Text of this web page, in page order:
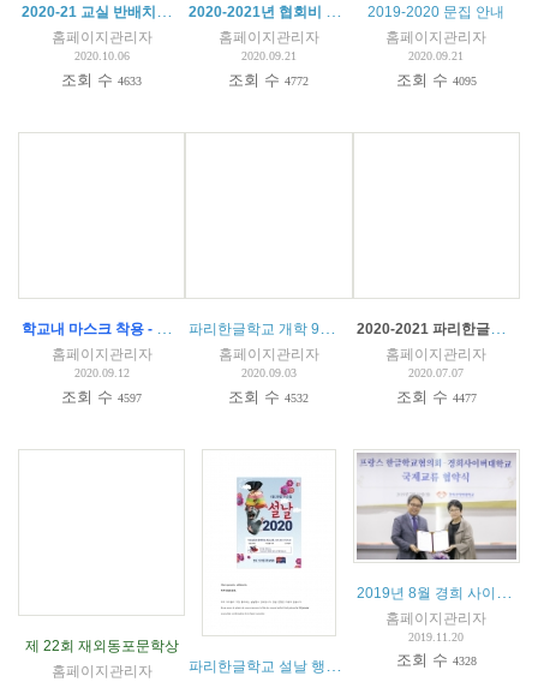
2020-21 교실 반배치도 (특활)
홈페이지관리자
2020.10.06
조회 수4633
2020-2021년 협회비 및 등록금 납부 안내 (2 )
홈페이지관리자
2020.09.21
조회 수4772
2019-2020 문집 안내
홈페이지관리자
2020.09.21
조회 수 4095
학교내 마스크 착용 - 파리한글학교 코로나 예방 수칙
홈페이지관리자
2020.09.12
조회 수4597
파리한글학교 개학 9월16일(수) 14시 - 총회 안내 및 회의록
홈페이지관리자
2020.09.03
조회 수4532
2020-2021 파리한글학교 입학 안내
홈페이지관리자
2020.07.07
조회 수 4477
제 22회 재외동포문학상
홈페이지관리자
홈페이지관리자
2019.11.20
조회 수 4328